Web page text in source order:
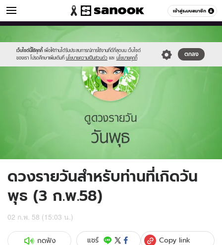
เข้าสู่ระบบสมาชิก
ดูดวง หมวดอื่นๆ
เว็บไซต์นี้ใช้คุกกี้ เพื่อให้ท่านได้รับประสบการณ์การใช้งานที่ดีที่สุดบน เว็บไซต์
ของเรา โปรดศึกษาเพิ่มเติมที่ นโยบายความเป็นส่วนตัว และ นโยบายคุกกี้
ตกลง
//s.isanook.com/sr/0/images/logo-
new-
sanook.png
//s.isanook.com/ho/0/ud/15/77649/4_wed.jpg
ดวงรายวันสำหรับท่านที่เกิดวัน
พุธ (3 ก.พ.58)
02 ก.พ. 58 (15:03 น.)
กดฟัง แชร์ Copy link